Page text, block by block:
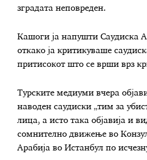
зградата неповреден.
Кашоги ја напушти Саудиска
откако ја критикуваше
притисокот што се врши врз
Турските медиуми вчера
наводен саудиски „тим за
лица, а исто така објавија и
сомнително движење во
Арабија во Истанбул по